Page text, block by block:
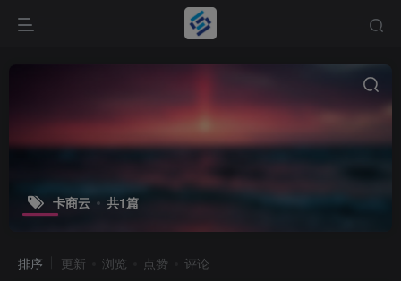
卡商云 共1篇
排序 更新 浏览 点赞 评论